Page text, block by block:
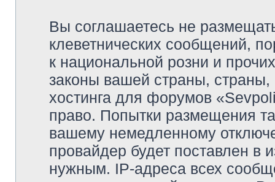
Вы соглашаетесь не
клеветнических сообщений,
к национальной розни и
законы вашей страны, страны,
хостинга для форумов
право. Попытки размещения
вашему немедленному
провайдер будет поставлен в
нужным. IP-адреса всех